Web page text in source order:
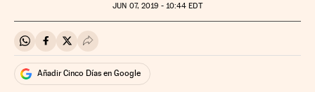
JUN 07, 2019 - 10:44 EDT
Compartir en Whatsapp
Compartir en Facebook
Compartir en Twitter
Desplegar Redes Sociales
Añadir Cinco Días en Google